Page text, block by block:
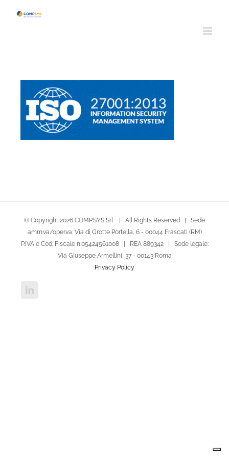
© Copyright 2026 COMP.SYS Srl | All Rights Reserved | Sede
amm.va/oper.va: Via di Grotte Portella, 6 - 00044 Frascati (RM)
P.IVA e Cod. Fiscale n.05424561008 | REA 889342 | Sede legale:
Via Giuseppe Armellini, 37 - 00143 Roma
Privacy Policy
LinkedIn